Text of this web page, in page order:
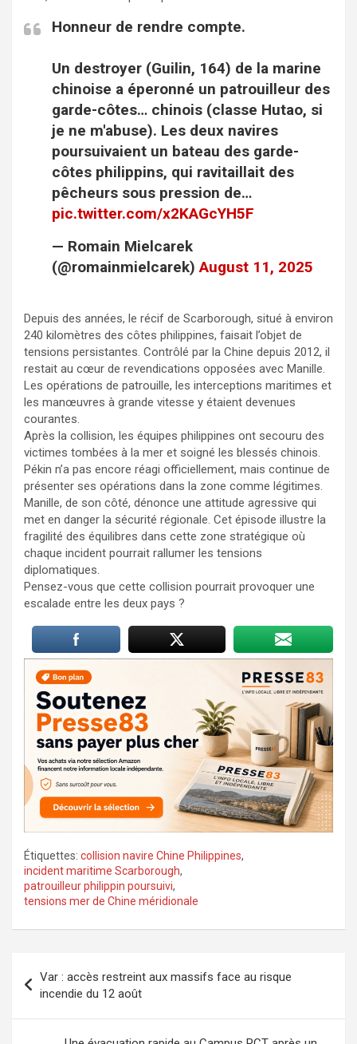
Honneur de rendre compte.
Un destroyer (Guilin, 164) de la marine
chinoise a éperonné un patrouilleur des
garde-côtes… chinois (classe Hutao, si
je ne m'abuse). Les deux navires
poursuivaient un bateau des garde-
côtes philippins, qui ravitaillait des
pêcheurs sous pression de…
pic.twitter.com/x2KAGcYH5F
— Romain Mielcarek
(@romainmielcarek)August 11, 2025
Depuis des années, le récif de Scarborough, situé à environ
240 kilomètres des côtes philippines, faisait l’objet de
tensions persistantes. Contrôlé par la Chine depuis 2012, il
restait au cœur de revendications opposées avec Manille.
Les opérations de patrouille, les interceptions maritimes et
les manœuvres à grande vitesse y étaient devenues
courantes.
Après la collision, les équipes philippines ont secouru des
victimes tombées à la mer et soigné les blessés chinois.
Pékin n’a pas encore réagi officiellement, mais continue de
présenter ses opérations dans la zone comme légitimes.
Manille, de son côté, dénonce une attitude agressive qui
met en danger la sécurité régionale. Cet épisode illustre la
fragilité des équilibres dans cette zone stratégique où
chaque incident pourrait rallumer les tensions
diplomatiques.
Pensez-vous que cette collision pourrait provoquer une
escalade entre les deux pays ?
Étiquettes: collision navire Chine Philippines,
incident maritime Scarborough,
patrouilleur philippin poursuivi,
tensions mer de Chine méridionale
de
l’article
Var : accès restreint aux massifs face au risque
incendie du 12 août